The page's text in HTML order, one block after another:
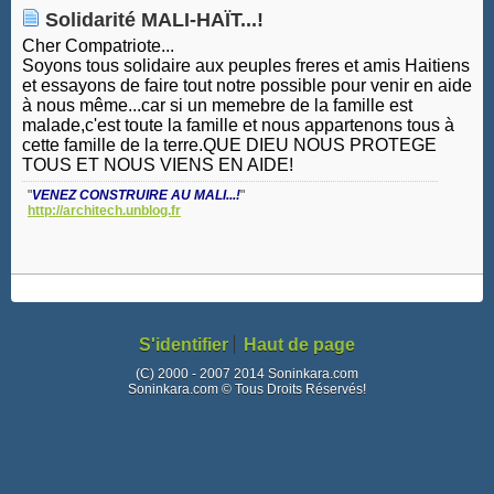
Solidarité MALI-HAÏT...!
Cher Compatriote...
Soyons tous solidaire aux peuples freres et amis Haitiens
et essayons de faire tout notre possible pour venir en aide
à nous même...car si un memebre de la famille est
malade,c'est toute la famille et nous appartenons tous à
cette famille de la terre.QUE DIEU NOUS PROTEGE
TOUS ET NOUS VIENS EN AIDE!
"VENEZ CONSTRUIRE AU MALI...!"
http://architech.unblog.fr
S'identifier Haut de page
(C) 2000 - 2007 2014 Soninkara.com
Soninkara.com © Tous Droits Réservés!